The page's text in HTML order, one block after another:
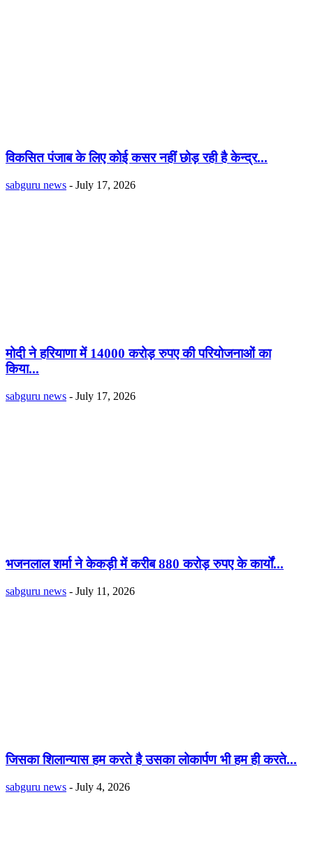
विकसित पंजाब के लिए कोई कसर नहीं छोड़ रही है केन्द्र...
sabguru news - July 17, 2026
मोदी ने हरियाणा में 14000 करोड़ रुपए की परियोजनाओं का
किया...
sabguru news - July 17, 2026
भजनलाल शर्मा ने केकड़ी में करीब 880 करोड़ रुपए के कार्यों...
sabguru news - July 11, 2026
जिसका शिलान्यास हम करते है उसका लोकार्पण भी हम ही करते...
sabguru news - July 4, 2026